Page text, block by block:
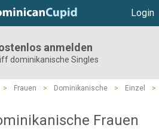
Login
anmelden
dominikanische Singles
> Frauen > Dominikanische > Einzel
>
Frauen